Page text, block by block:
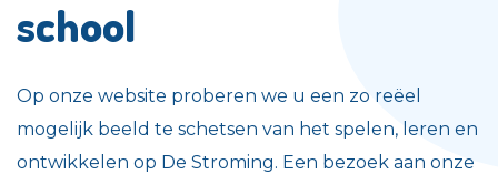
school
Op onze website proberen we u een zo reëel
mogelijk beeld te schetsen van het spelen, leren en
ontwikkelen op De Stroming. Een bezoek aan onze